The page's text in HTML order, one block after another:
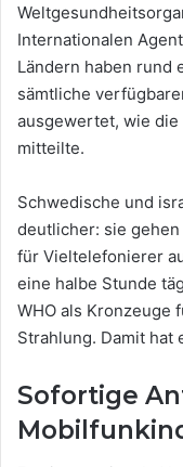
Internationalen
Ländern haben rund
sämtliche
ausgewertet, wie die
mitteilte.
Schwedische und
deutlicher: sie
für Vieltelefonierer
eine halbe Stunde
WHO als Kronzeuge
Strahlung. Damit hat
Sofortige